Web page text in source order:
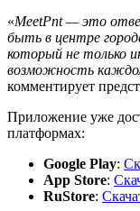
«MeetPnt — это
быть в центре
который не только
возможность
комментирует
Приложение уже
платформах:
Google Play:
App Store:
RuStore: